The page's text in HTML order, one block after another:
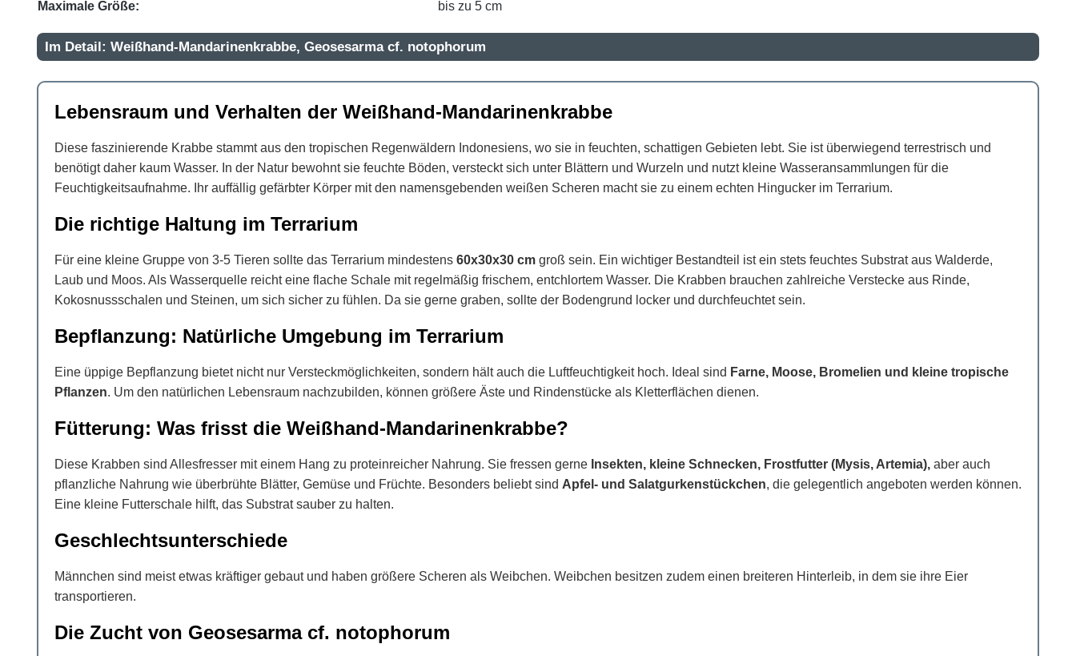
Maximale Größe:
bis zu 5 cm
Im Detail: Weißhand-Mandarinenkrabbe, Geosesarma cf. notophorum
Lebensraum und Verhalten der Weißhand-Mandarinenkrabbe
Diese faszinierende Krabbe stammt aus den tropischen Regenwäldern Indonesiens, wo sie in feuchten, schattigen Gebieten lebt. Sie ist überwiegend terrestrisch und
benötigt daher kaum Wasser. In der Natur bewohnt sie feuchte Böden, versteckt sich unter Blättern und Wurzeln und nutzt kleine Wasseransammlungen für die
Feuchtigkeitsaufnahme. Ihr auffällig gefärbter Körper mit den namensgebenden weißen Scheren macht sie zu einem echten Hingucker im Terrarium.
Die richtige Haltung im Terrarium
Für eine kleine Gruppe von 3-5 Tieren sollte das Terrarium mindestens 60x30x30 cm groß sein. Ein wichtiger Bestandteil ist ein stets feuchtes Substrat aus Walderde,
Laub und Moos. Als Wasserquelle reicht eine flache Schale mit regelmäßig frischem, entchlortem Wasser. Die Krabben brauchen zahlreiche Verstecke aus Rinde,
Kokosnussschalen und Steinen, um sich sicher zu fühlen. Da sie gerne graben, sollte der Bodengrund locker und durchfeuchtet sein.
Bepflanzung: Natürliche Umgebung im Terrarium
Eine üppige Bepflanzung bietet nicht nur Versteckmöglichkeiten, sondern hält auch die Luftfeuchtigkeit hoch. Ideal sind Farne, Moose, Bromelien und kleine tropische
Pflanzen. Um den natürlichen Lebensraum nachzubilden, können größere Äste und Rindenstücke als Kletterflächen dienen.
Fütterung: Was frisst die Weißhand-Mandarinenkrabbe?
Diese Krabben sind Allesfresser mit einem Hang zu proteinreicher Nahrung. Sie fressen gerne Insekten, kleine Schnecken, Frostfutter (Mysis, Artemia), aber auch
pflanzliche Nahrung wie überbrühte Blätter, Gemüse und Früchte. Besonders beliebt sind Apfel- und Salatgurkenstückchen, die gelegentlich angeboten werden können.
Eine kleine Futterschale hilft, das Substrat sauber zu halten.
Geschlechtsunterschiede
Männchen sind meist etwas kräftiger gebaut und haben größere Scheren als Weibchen. Weibchen besitzen zudem einen breiteren Hinterleib, in dem sie ihre Eier
transportieren.
Die Zucht von Geosesarma cf. notophorum